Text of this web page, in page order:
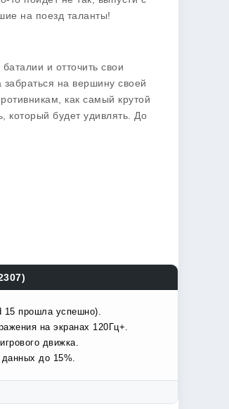
на поезд таланты!
и отточить свои
забраться на вершину своей
как самый крутой
который будет удивлять. До
15 прошла успешно).
на экранах 120Гц+.
движка.
до 15%.